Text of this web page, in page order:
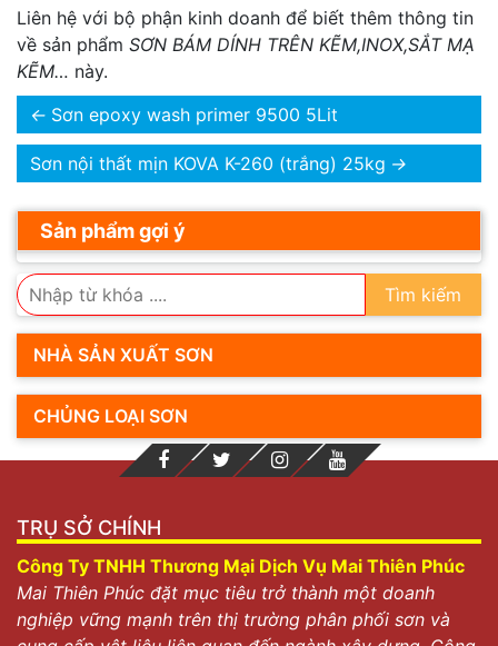
Liên hệ với bộ phận kinh doanh để biết thêm thông tin
về sản phẩm SƠN BÁM DÍNH TRÊN KẼM,INOX,SẮT MẠ
KẼM… này.
← Sơn epoxy wash primer 9500 5Lit
Sơn nội thất mịn KOVA K-260 (trắng) 25kg →
Sản phẩm gợi ý
Tìm kiếm
NHÀ SẢN XUẤT SƠN
CHỦNG LOẠI SƠN
TRỤ SỞ CHÍNH
Công Ty TNHH Thương Mại Dịch Vụ Mai Thiên Phúc
Mai Thiên Phúc đặt mục tiêu trở thành một doanh
nghiệp vững mạnh trên thị trường phân phối sơn và